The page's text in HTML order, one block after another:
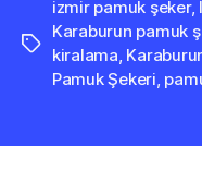
Etiketler
izmir pamuk şeker,
Karaburun pamuk
kiralama
Pamuk Şekeri